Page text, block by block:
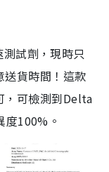
試劑，現時只
貨時間！這款
，可檢測到Delta
100%。